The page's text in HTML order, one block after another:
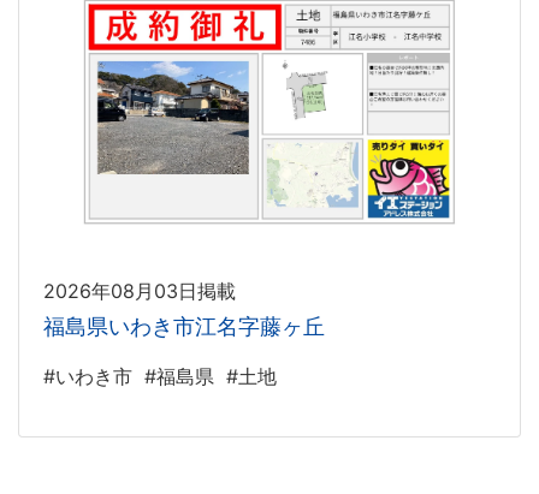
2026年08月03日掲載
福島県いわき市江名字藤ヶ丘
#いわき市 #福島県 #土地